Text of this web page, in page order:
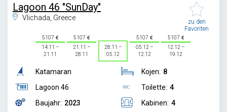
Lagoon 46 "SunDay"
Vlichada, Greece
zu den
Favoriten
5107
14.11 –
21.11
5107
21.11 –
28.11
28.11 –
05.12
5107
05.12 –
12.12
5107
12.12 –
19.12
Katamaran
Lagoon 46
Baujahr: 2023
Kojen: 8
Toilette: 4
Kabinen: 4